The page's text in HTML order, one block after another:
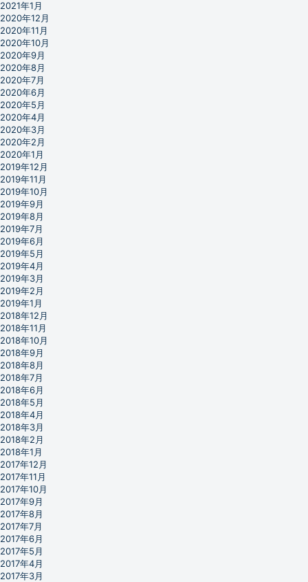
2021年1月
2020年12月
2020年11月
2020年10月
2020年9月
2020年8月
2020年7月
2020年6月
2020年5月
2020年4月
2020年3月
2020年2月
2020年1月
2019年12月
2019年11月
2019年10月
2019年9月
2019年8月
2019年7月
2019年6月
2019年5月
2019年4月
2019年3月
2019年2月
2019年1月
2018年12月
2018年11月
2018年10月
2018年9月
2018年8月
2018年7月
2018年6月
2018年5月
2018年4月
2018年3月
2018年2月
2018年1月
2017年12月
2017年11月
2017年10月
2017年9月
2017年8月
2017年7月
2017年6月
2017年5月
2017年4月
2017年3月